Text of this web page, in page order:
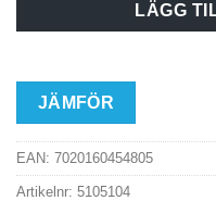
LÄGG
JÄMFÖR
EAN: 7020160454805
Artikelnr: 5105104